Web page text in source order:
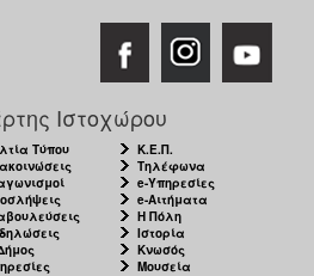
Ιστοχώρου
Τύπου
Κ.Ε.Π.
Τηλέφωνα
e-Υπηρεσίες
e-Αιτήματα
Η Πόλη
Ιστορία
Κνωσός
Μουσεία